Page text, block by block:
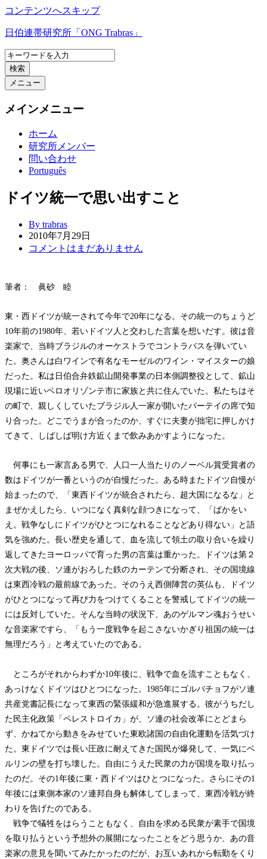
コンテンツへスキップ
日伯連帯研究所「ONG Trabras」
検索
メニュー
メインメニュー
ホーム
研究所メンバー
問い合わせ
Português
ドイツ統一で思い出すこと
By trabras
2010年7月29日
コメントはまだありません
筆者： 眞砂 睦
東・西ドイツが統一されて今年で20年になる。その統一のちょうど
10年前の1980年、若いドイツ人と交わした言葉を想いだす。彼は音
楽家で、当時ブラジルのオーケストラでコントラバスを弾いてい
た。奥さんは白ワインで有名なモーゼルのワイン・マイスターの娘
だった。私は日伯合弁鉄鉱山開発事業の日本側調整役として、鉱山
現場に近いベロオリゾンテ市に家族と共に住んでいた。私たちはそ
の町で、親しくしていたブラジル人一家が開いたパーテイの席で知
り合った。どこでうまが合ったのか、すぐに夫妻が拙宅に押しかけ
てきて、しばしば明け方近くまで飲みあかすようになった。
何事にも一家言ある男で、人口一人当たりのノーベル賞受賞者の
数はドイツが一番というのが自慢だった。ある時またドイツ自慢が
始まったので、「東西ドイツが統合されたら、超大国になるな」と
まぜかえしたら、いつになく真剣な顔つきになって、「ばかをい
え。戦争なしにドイツがひとつになれることなどあり得ない」と語
気を強めた。長い歴史を通して、血を流して領土の取り合いを繰り
返してきたヨーロッパで育った男の言葉は重かった。ドイツは第２
次大戦の後、ソ連がおろした鉄のカーテンで分断され、その国境線
は東西冷戦の最前線であった。そのうえ西側陣営の英仏も、ドイツ
がひとつになって再び力をつけてくることを警戒してドイツの統一
には反対していた。そんな当時の状況下、あのゲルマン魂おうせい
な音楽家ですら、「もう一度戦争を起こさないかぎり祖国の統一は
無理だろう」と考えていたのである。
ところがそれからわずか10年後に、戦争で血を流すこともなく、
あっけなくドイツはひとつになった。1985年にゴルバチョフがソ連
共産党書記長になって東西の緊張緩和が急進展する。彼がうちだし
た民主化政策「ペレストロイカ」が、ソ連の社会改革にとどまら
ず、かねてから動きをみせていた東欧諸国の自由化運動を活気づけ
た。東ドイツでは長い圧政に耐えてきた国民が爆発して、一気にベ
ルリンの壁を打ち壊した。自由にうえた民衆の力が国境を取り払っ
たのだ。その1年後に東・西ドイツはひとつになった。さらにその1
年後には東側本家のソ連邦自身も解体してしまって、東西冷戦が終
わりを告げたのである。
戦争で犠牲をはらうこともなく、自由を求める民衆が素手で国境
を取り払うという予想外の展開になったことをどう思うか、あの音
楽家の意見を聞いてみたかったのだが、お互いあれから転勤をくり